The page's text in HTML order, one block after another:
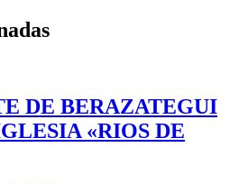
DE BERAZATEGUI
«RIOS DE